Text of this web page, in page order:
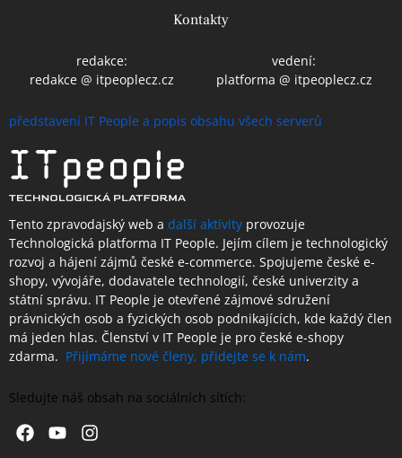
Kontakty
redakce:
redakce @ itpeoplecz.cz
vedení:
platforma @ itpeoplecz.cz
představení IT People a popis obsahu všech serverů
Tento zpravodajský web a další aktivity provozuje
Technologická platforma IT People. Jejím cílem je technologický
rozvoj a hájení zájmů české e-commerce. Spojujeme české e-
shopy, vývojáře, dodavatele technologií, české univerzity a
státní správu. IT People je otevřené zájmové sdružení
právnických osob a fyzických osob podnikajících, kde každý člen
má jeden hlas. Členství v IT People je pro české e-shopy
zdarma. Přijímáme nové členy, přidejte se k nám.
Sledujte náš obsah na sociálních sítích:
Facebook
YoutubeInstagram